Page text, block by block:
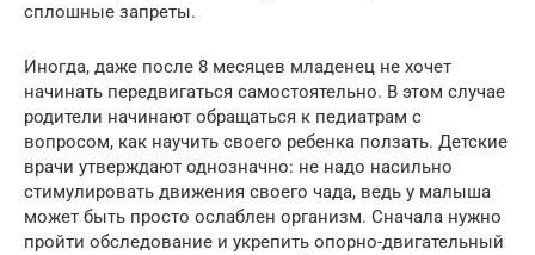
сплошные запреты.
Иногда, даже после 8 месяцев младенец не хочет
начинать передвигаться самостоятельно. В этом случае
родители начинают обращаться к педиатрам с
вопросом, как научить своего ребенка ползать. Детские
врачи утверждают однозначно: не надо насильно
стимулировать движения своего чада, ведь у малыша
может быть просто ослаблен организм. Сначала нужно
пройти обследование и укрепить опорно-двигательный